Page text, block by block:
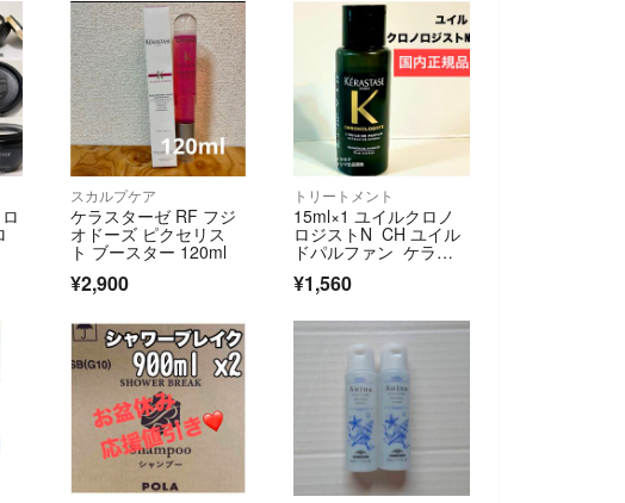
スカルプケア
ケラスターゼ RF フジ
オドーズ ピクセリス
ト ブースター 120ml
¥2,900
トリートメント
15ml×1 ユイルクロノ
ロジストN CH ユイル
ドパルファン ケラス
ア ヘアセラム ヘアオ
¥1,560